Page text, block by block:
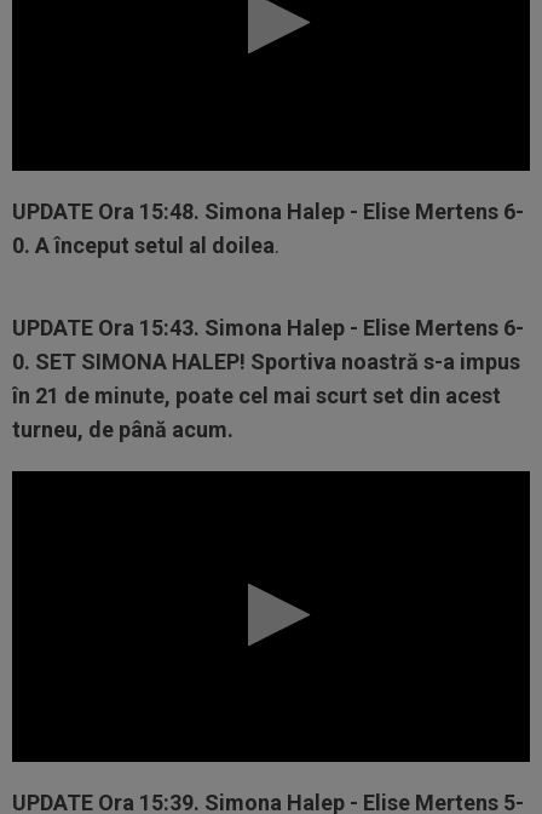
UPDATE Ora 15:48. Simona Halep - Elise Mertens 6-
0. A început setul al doilea.
UPDATE Ora 15:43. Simona Halep - Elise Mertens 6-
0. SET SIMONA HALEP! Sportiva noastră s-a impus
în 21 de minute, poate cel mai scurt set din acest
turneu, de până acum.
UPDATE Ora 15:39. Simona Halep - Elise Mertens 5-